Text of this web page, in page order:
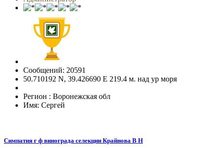
Сообщений: 20591
50.710192 N, 39.426690 E 219.4 м. над ур моря
Регион : Воронежская обл
Имя: Сергей
Симпатия г ф винограда селекции Крайнова В Н